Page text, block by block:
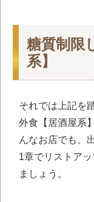
糖質制限
系】
それでは上記を
外食【居酒屋系
んなお店でも、
1章でリストア
ましょう。